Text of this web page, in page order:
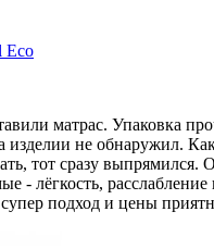
Eco
матрас. Упаковка
изделии не обнаружил.
тот сразу
- лёгкость, расслабление
подход и цены